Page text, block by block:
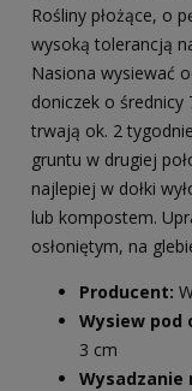
Rośliny płożące, o
wysoką tolerancją
Nasiona wysiewać
doniczek o średnicy
trwają ok. 2
gruntu w drugiej
najlepiej w dołki
lub kompostem.
osłoniętym, na
Producent:
Wysiew pod
3 cm
Wysadzanie